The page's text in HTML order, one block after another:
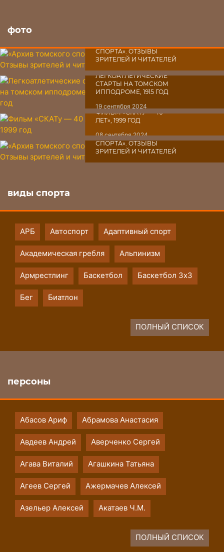
фото
СПОРТА». ОТЗЫВЫ
ЗРИТЕЛЕЙ И ЧИТАТЕЛЕЙ
03 октября 2024
ЛЕГКОАТЛЕТИЧЕСКИЕ
СТАРТЫ НА ТОМСКОМ
ИППОДРОМЕ, 1915 ГОД
19 сентября 2024
ФИЛЬМ «СКАТУ ― 40
ЛЕТ», 1999 ГОД
08 сентября 2024
«АРХИВ ТОМСКОГО
СПОРТА». ОТЗЫВЫ
ЗРИТЕЛЕЙ И ЧИТАТЕЛЕЙ
виды спорта
АРБ Автоспорт Адаптивный спорт
Академическая гребля Альпинизм
Армрестлинг Баскетбол Баскетбол 3х3
Бег Биатлон
ПОЛНЫЙ СПИСОК
персоны
Абасов Ариф Абрамова Анастасия
Авдеев Андрей Аверченко Сергей
Агава Виталий Агашкина Татьяна
Агеев Сергей Ажермачев Алексей
Азельер Алексей Акатаев Ч.М.
ПОЛНЫЙ СПИСОК